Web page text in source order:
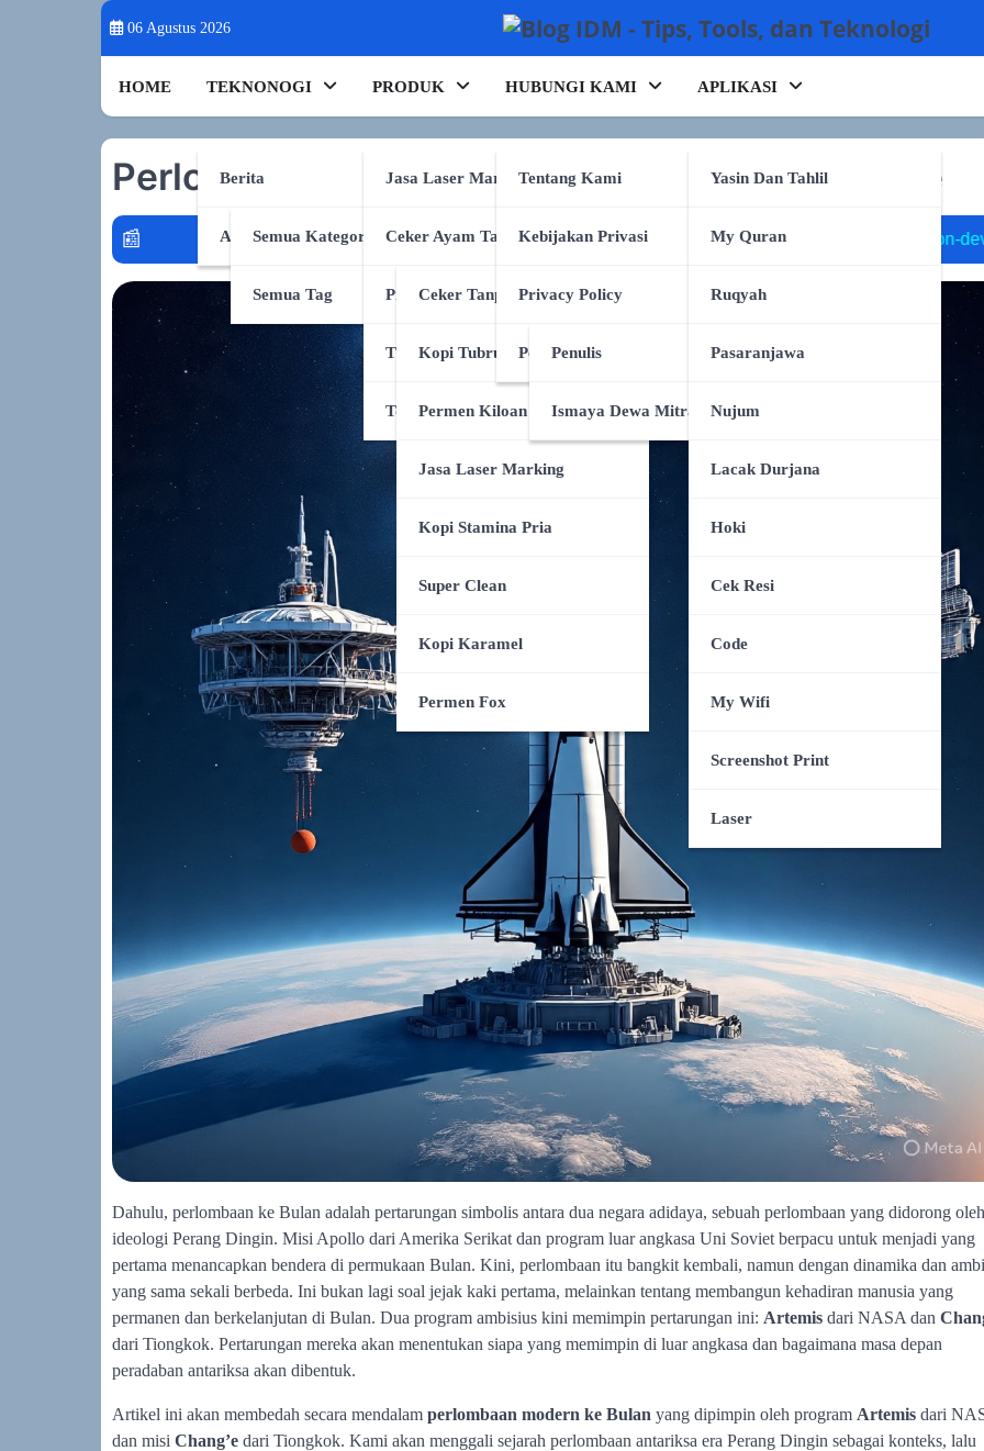
06 Agustus 2026
HOME TEKNONOGI
Berita
AI & Sains
Semua Kategori
Semua Tag
PRODUK
Jasa Laser Marking
Ceker Ayam Tanpa Tulang
Produk Shopee
Ceker Tanpa Tulang
Kopi Tubruk
Permen Kiloan
Jasa Laser Marking
Kopi Stamina Pria
Super Clean
Kopi Karamel
Permen Fox
TikTok Shop
Tokopedia
HUBUNGI KAMI
Tentang Kami
Kebijakan Privasi
Privacy Policy
Persyaratan Layanan
Penulis
Ismaya Dewa Mitra
APLIKASI
Yasin Dan Tahlil
My Quran
Ruqyah
Pasaranjawa
Nujum
Lacak Durjana
Hoki
Cek Resi
Code
My Wifi
Screenshot Print
Laser
Perlombaan Baru ke Bulan: Artemis vs Chang’e
policy graph token per watt audio2face dialog dinamis on-device slm runtime engine
Dahulu, perlombaan ke Bulan adalah pertarungan simbolis antara dua negara adidaya, sebuah perlombaan yang didorong oleh
ideologi Perang Dingin. Misi Apollo dari Amerika Serikat dan program luar angkasa Uni Soviet berpacu untuk menjadi yang
pertama menancapkan bendera di permukaan Bulan. Kini, perlombaan itu bangkit kembali, namun dengan dinamika dan
yang sama sekali berbeda. Ini bukan lagi soal jejak kaki pertama, melainkan tentang membangun kehadiran manusia yang
permanen dan berkelanjutan di Bulan. Dua program ambisius kini memimpin pertarungan ini: Artemis dari NASA dan
dari Tiongkok. Pertarungan mereka akan menentukan siapa yang memimpin di luar angkasa dan bagaimana masa depan
peradaban antariksa akan dibentuk.
Artikel ini akan membedah secara mendalam perlombaan modern ke Bulan yang dipimpin oleh program Artemis dari
dan misi Chang’e dari Tiongkok. Kami akan menggali sejarah perlombaan antariksa era Perang Dingin sebagai konteks, lalu